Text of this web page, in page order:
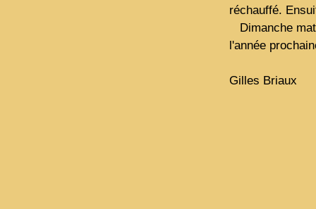
réchauffé.
Dimanche
l'année
Gilles Briaux